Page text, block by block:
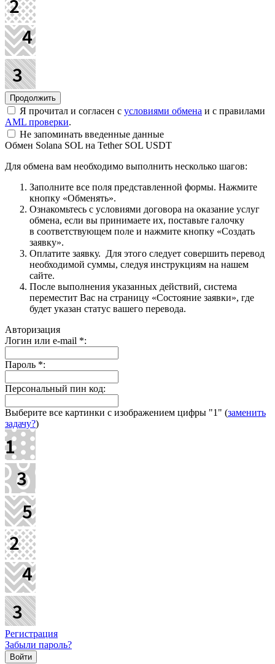
Я прочитал и согласен с условиями обмена и с правилами
AML проверки.
Не запоминать введенные данные
Обмен Solana SOL на Tether SOL USDT
Для обмена вам необходимо выполнить несколько шагов:
Заполните все поля представленной формы. Нажмите
кнопку «Обменять».
Ознакомьтесь с условиями договора на оказание услуг
обмена, если вы принимаете их, поставьте галочку
в соответствующем поле и нажмите кнопку «Создать
заявку».
Оплатите заявку. Для этого следует совершить перевод
необходимой суммы, следуя инструкциям на нашем
сайте.
После выполнения указанных действий, система
переместит Вас на страницу «Состояние заявки», где
будет указан статус вашего перевода.
Авторизация
Логин или e-mail *:
Пароль *:
Персональный пин код:
Выберите все картинки с изображением цифры "1" (заменить
задачу?)
Регистрация
Забыли пароль?